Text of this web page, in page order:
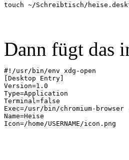
touch ~/Schreibtisch/
Dann fügt das
#!/usr/bin/env xdg-open
[Desktop Entry]
Version=1.0
Type=Application
Terminal=false
Exec=/usr/bin/chromium-
Name=Heise